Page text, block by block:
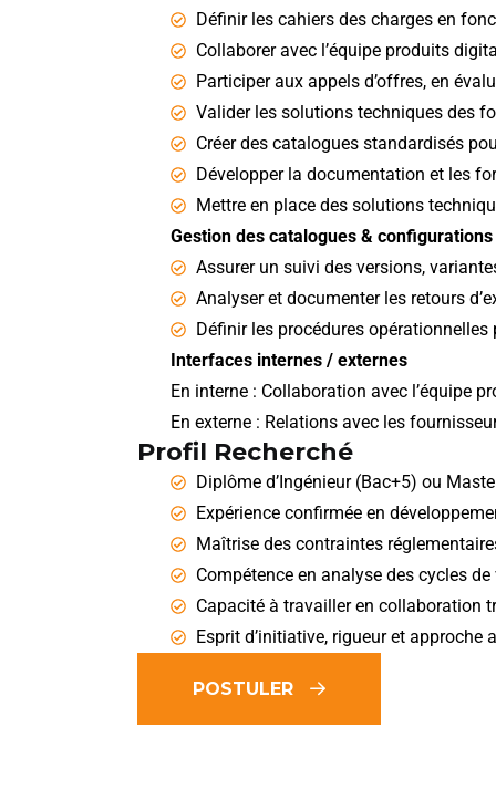
Définir les cahiers des charges en
Collaborer avec l’équipe produits
Participer aux appels d’offres, en
Valider les solutions techniques des
Créer des catalogues standardisés
Développer la documentation et les
Mettre en place des solutions
Gestion des catalogues & configurations
Assurer un suivi des versions,
Analyser et documenter les retours
Définir les procédures
Interfaces internes / externes
En interne : Collaboration avec l’équipe
En externe : Relations avec les
Profil Recherché
Diplôme d’Ingénieur (Bac+5) ou
Expérience confirmée en
Maîtrise des contraintes
Compétence en analyse des cycles
Capacité à travailler en collaboration
Esprit d’initiative, rigueur et
POSTULER